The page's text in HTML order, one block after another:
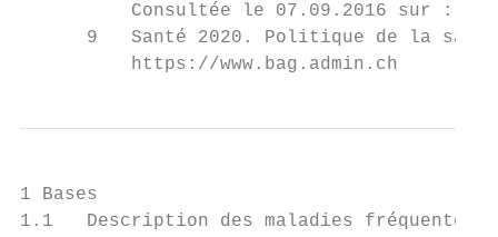
Consultée le 07.09.2016 sur :
9   Santé 2020. Politique de la
          https://www.bag.admin.ch
1 Bases
1.1   Description des maladies